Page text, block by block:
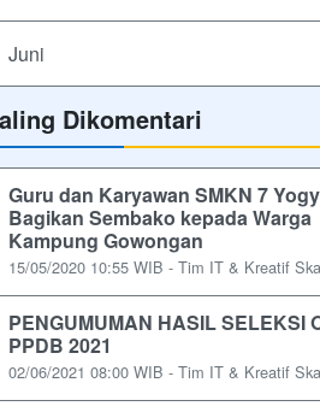
Juni
Dikomentari
Guru dan Karyawan SMKN 7
Bagikan Sembako kepada Warga
Kampung Gowongan
15/05/2020 10:55 WIB - Tim IT & Kreatif
PENGUMUMAN HASIL SELEKSI
PPDB 2021
02/06/2021 08:00 WIB - Tim IT & Kreatif